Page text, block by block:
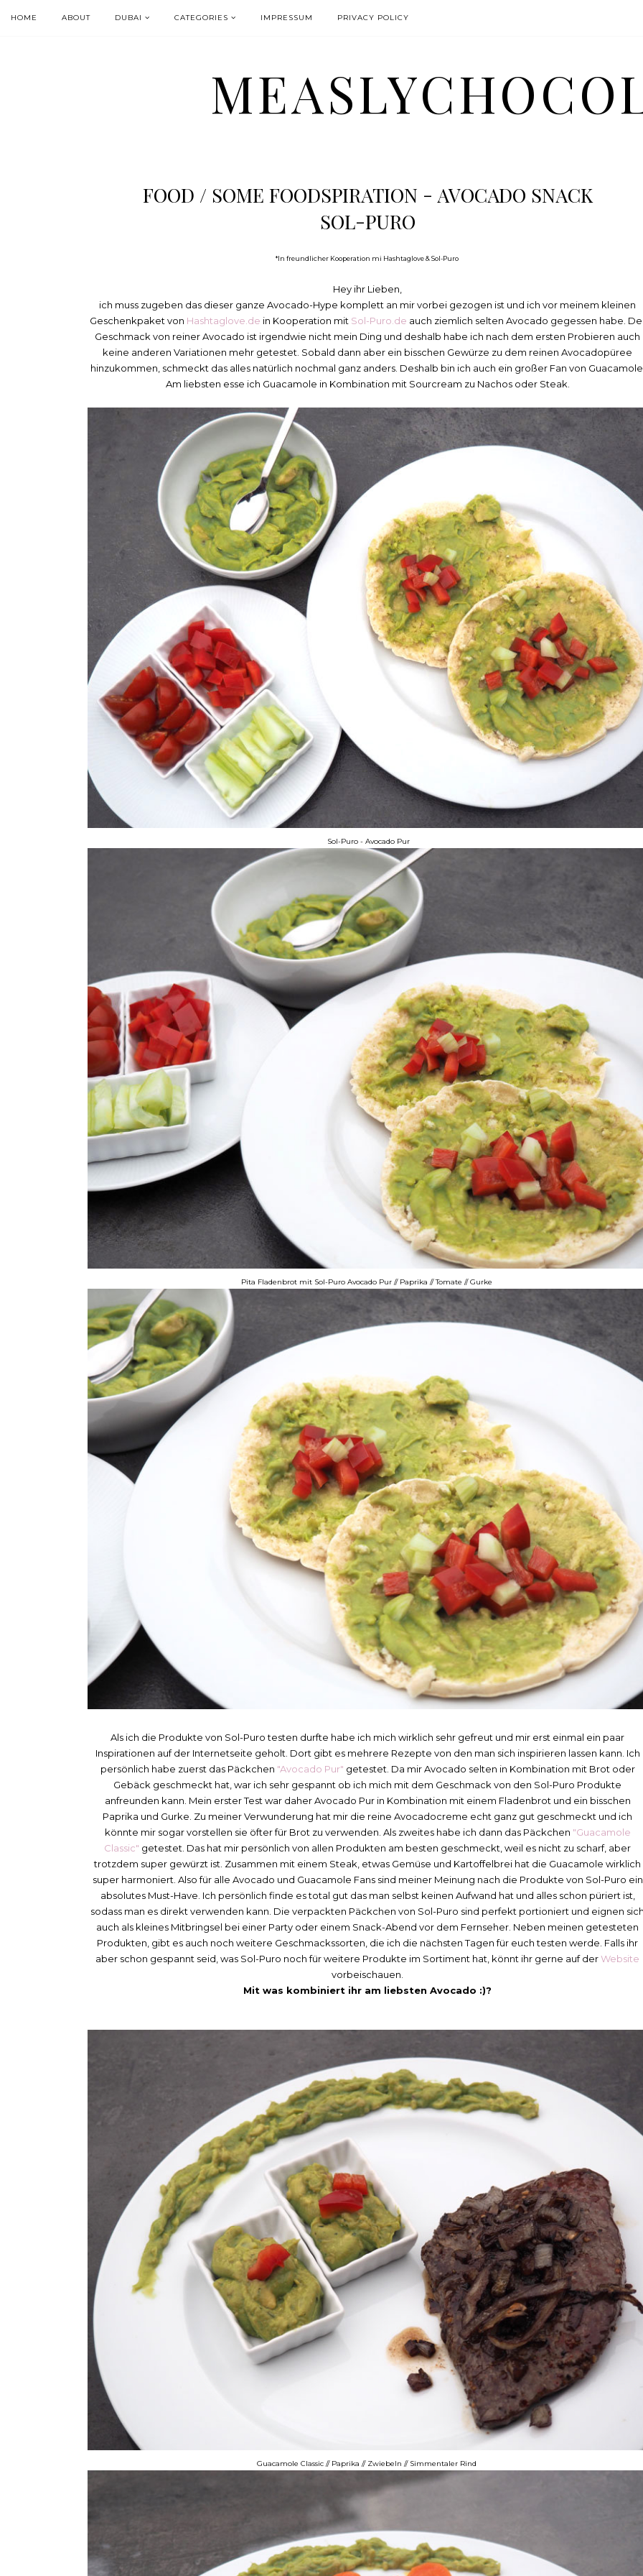
HOME ABOUT DUBAI CATEGORIES IMPRESSUM PRIVACY POLICY
FOOD / SOME FOODSPIRATION - AVOCADO SNACK
SOL-PURO
*In freundlicher Kooperation mi Hashtaglove & Sol-Puro
Hey ihr Lieben,
ich muss zugeben das dieser ganze Avocado-Hype komplett an mir vorbei gezogen ist und ich vor meinem kleinen
Geschenkpaket von Hashtaglove.de in Kooperation mit Sol-Puro.de auch ziemlich selten Avocado gegessen habe.
Geschmack von reiner Avocado ist irgendwie nicht mein Ding und deshalb habe ich nach dem ersten Probieren auch
keine anderen Variationen mehr getestet. Sobald dann aber ein bisschen Gewürze zu dem reinen Avocadopüree
hinzukommen, schmeckt das alles natürlich nochmal ganz anders. Deshalb bin ich auch ein großer Fan von
Am liebsten esse ich Guacamole in Kombination mit Sourcream zu Nachos oder Steak.
Sol-Puro - Avocado Pur
Pita Fladenbrot mit Sol-Puro Avocado Pur // Paprika // Tomate // Gurke
Als ich die Produkte von Sol-Puro testen durfte habe ich mich wirklich sehr gefreut und mir erst einmal ein paar
Inspirationen auf der Internetseite geholt. Dort gibt es mehrere Rezepte von den man sich inspirieren lassen kann. Ich
persönlich habe zuerst das Päckchen "Avocado Pur" getestet. Da mir Avocado selten in Kombination mit Brot oder
Gebäck geschmeckt hat, war ich sehr gespannt ob ich mich mit dem Geschmack von den Sol-Puro Produkte
anfreunden kann. Mein erster Test war daher Avocado Pur in Kombination mit einem Fladenbrot und ein bisschen
Paprika und Gurke. Zu meiner Verwunderung hat mir die reine Avocadocreme echt ganz gut geschmeckt und ich
könnte mir sogar vorstellen sie öfter für Brot zu verwenden. Als zweites habe ich dann das Päckchen "Guacamole
Classic" getestet. Das hat mir persönlich von allen Produkten am besten geschmeckt, weil es nicht zu scharf, aber
trotzdem super gewürzt ist. Zusammen mit einem Steak, etwas Gemüse und Kartoffelbrei hat die Guacamole wirklich
super harmoniert. Also für alle Avocado und Guacamole Fans sind meiner Meinung nach die Produkte von Sol-Puro ein
absolutes Must-Have. Ich persönlich finde es total gut das man selbst keinen Aufwand hat und alles schon püriert ist,
sodass man es direkt verwenden kann. Die verpackten Päckchen von Sol-Puro sind perfekt portioniert und eignen
auch als kleines Mitbringsel bei einer Party oder einem Snack-Abend vor dem Fernseher. Neben meinen getesteten
Produkten, gibt es auch noch weitere Geschmackssorten, die ich die nächsten Tagen für euch testen werde. Falls ihr
aber schon gespannt seid, was Sol-Puro noch für weitere Produkte im Sortiment hat, könnt ihr gerne auf derWebsite
vorbeischauen.
Mit was kombiniert ihr am liebsten Avocado :)?
Guacamole Classic // Paprika // Zwiebeln // Simmentaler Rind